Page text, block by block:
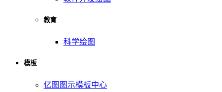
教育
科学绘图
模板
亿图图示模板中心